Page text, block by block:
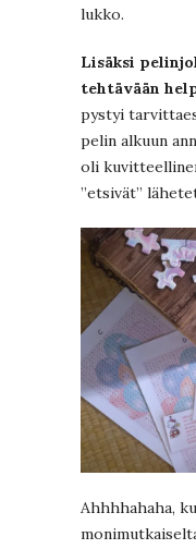
lukko.
Lisäksi
tehtävään
pystyi
pelin alkuun
oli
”etsivät”
Ahhhhahaha,